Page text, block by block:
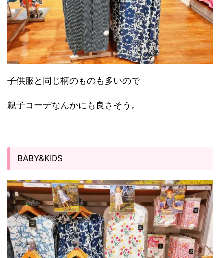
子供服と同じ柄のものも多いので
親子コーデなんかにも良さそう。
BABY&KIDS